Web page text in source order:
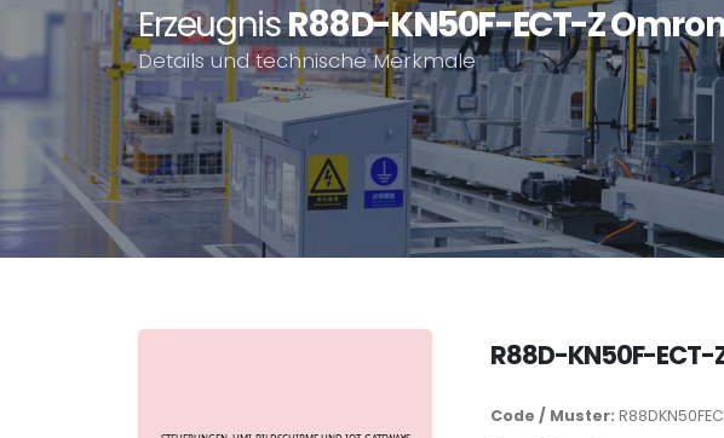
ErzeugnisR88D-KN50F-ECT-Z
Details und technische Merkmale
R88D-KN50F-ECT-
Code / Muster: